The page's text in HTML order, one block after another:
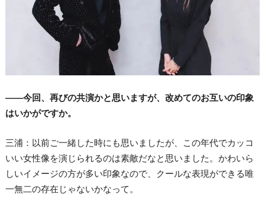
――今回、再びの共演かと思いますが、改めてのお互いの印象
はいかがですか。
三浦：以前ご一緒した時にも思いましたが、この年代でカッコ
いい女性像を演じられるのは素敵だなと思いました。かわいら
しいイメージの方が多い印象なので、クールな表現ができる唯
一無二の存在じゃないかなって。